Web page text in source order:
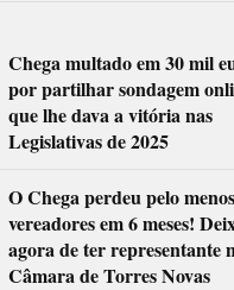
Chega multado em 30 mil
por partilhar sondagem
que lhe dava a vitória nas
Legislativas de 2025
O Chega perdeu pelo
vereadores em 6 meses!
agora de ter representante
Câmara de Torres Novas